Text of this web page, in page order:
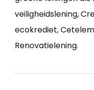
veiligheidslening,
ecokrediet,
Renovatielening.